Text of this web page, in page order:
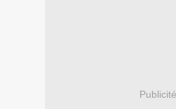
Publicité